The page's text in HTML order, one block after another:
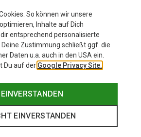
Vaude
Tool L Satteltasche
26,95 €
So können wir unsere
Inhalte auf Dich
entsprechend personalisierte
Zustimmung schließt ggf. die
Daten u.a. auch in den USA ein.
Du auf der Google Privacy Site.
EINVERSTANDEN
EINVERSTANDEN